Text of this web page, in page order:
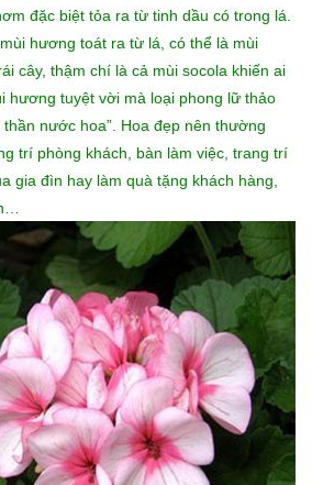
đặc biệt tỏa ra từ tinh dầu có trong lá.
hương toát ra từ lá, có thể là mùi
cây, thậm chí là cả mùi socola khiến ai
hương tuyệt vời mà loại phong lữ thảo
nước hoa”. Hoa đẹp nên thường
trí phòng khách, bàn làm việc, trang trí
gia đìn hay làm quà tặng khách hàng,